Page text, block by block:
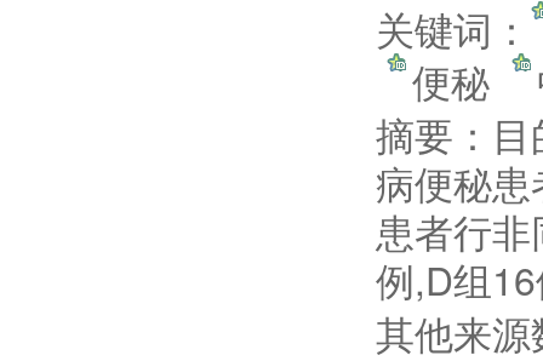
关键词：
便秘
摘要：
病便秘
患者行
例,D组
其他来